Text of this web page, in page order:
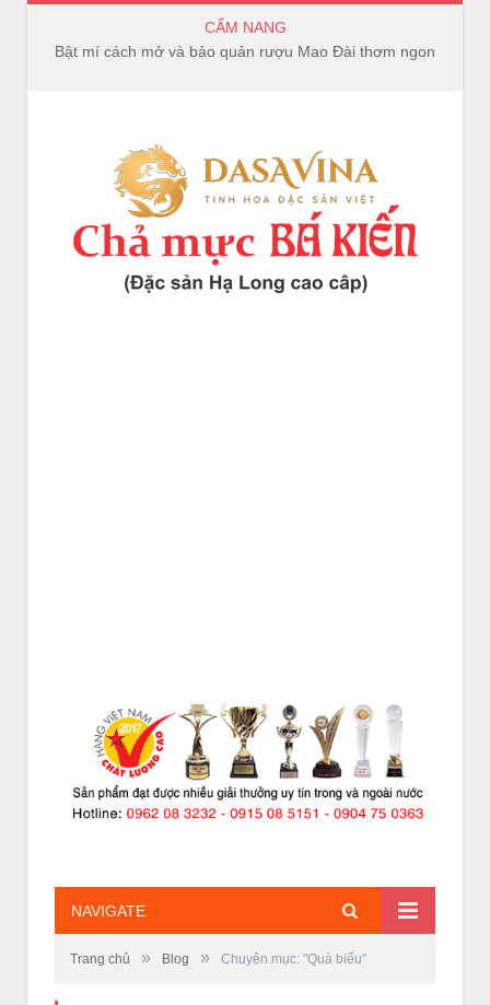
CẨM NANG
Bật mí cách mở và bảo quản rượu Mao Đài thơm ngon, trọn vị
NAVIGATE
Trang chủ » Blog » Chuyên mục: "Quà biếu"